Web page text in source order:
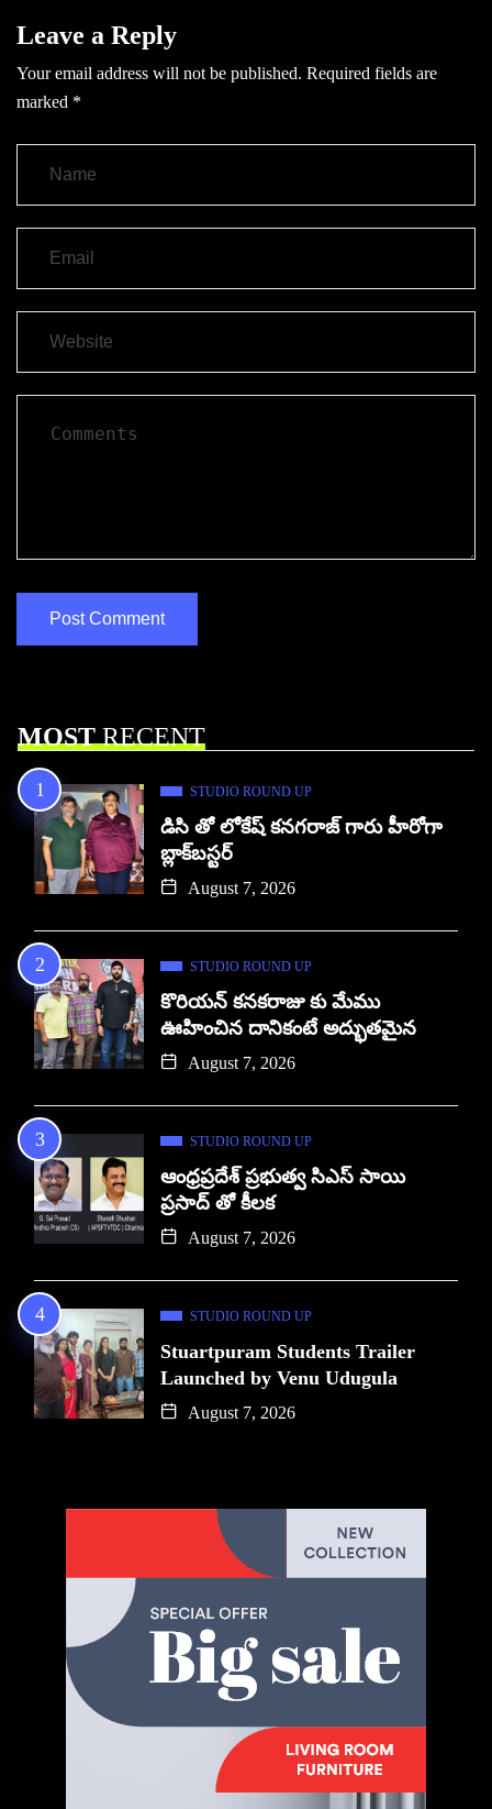
Leave a Reply
Your email address will not be published. Required fields are
marked *
MOSTRECENT
STUDIO ROUND UP
డిసి తో లోకేష్ కనగరాజ్ గారు హీరోగా
బ్లాక్‌బస్టర్
August 7, 2026
STUDIO ROUND UP
కొరియన్ కనకరాజు కు మేము
ఊహించిన దానికంటే అద్భుతమైన
August 7, 2026
STUDIO ROUND UP
ఆంధ్రప్రదేశ్ ప్రభుత్వ సిఎస్ సాయి
ప్రసాద్ తో కీలక
August 7, 2026
STUDIO ROUND UP
Stuartpuram Students Trailer
Launched by Venu Udugula
August 7, 2026